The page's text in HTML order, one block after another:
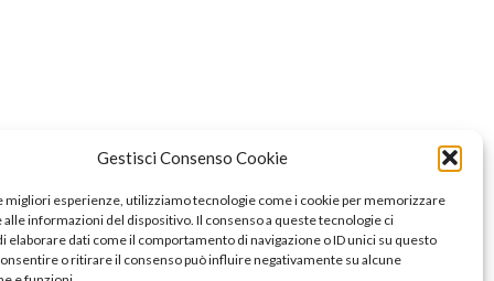
Gestisci Consenso Cookie
migliori esperienze, utilizziamo tecnologie come i cookie per memorizzare
alle informazioni del dispositivo. Il consenso a queste tecnologie ci
elaborare dati come il comportamento di navigazione o ID unici su questo
o ritirare il consenso può influire negativamente su alcune